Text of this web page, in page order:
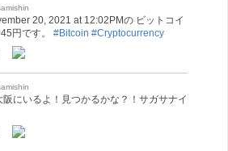
20, 2021 at 12:02PMの ビットコイ
円です。 #Bitcoin #Cryptocurrency
阪にいるよ！見つかるかな？！サガサナイ